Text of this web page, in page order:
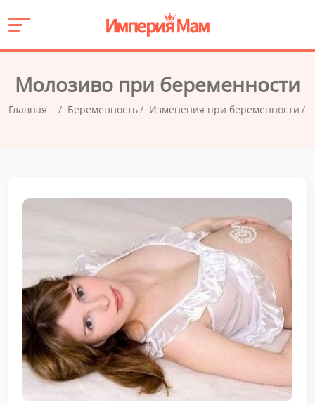
Молозиво при беременности
Главная Беременность Изменения при беременности